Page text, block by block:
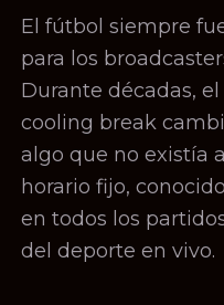
El fútbol siempre
para los
Durante décadas,
cooling break
algo que no existía
horario fijo,
en todos los
del deporte en vivo.